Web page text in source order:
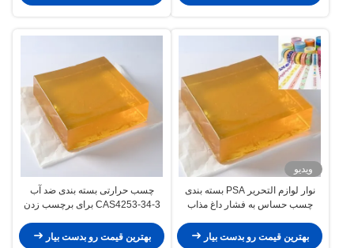
ویدیو
نوار لوازم التحریر PSA بسته بندی
چسب حساس به فشار داغ مذاب
بهترین قیمت رو بدست بیار
چسب حرارتی بسته بندی ضد آب
CAS4253-34-3 برای برچسب زدن
بهترین قیمت رو بدست بیار